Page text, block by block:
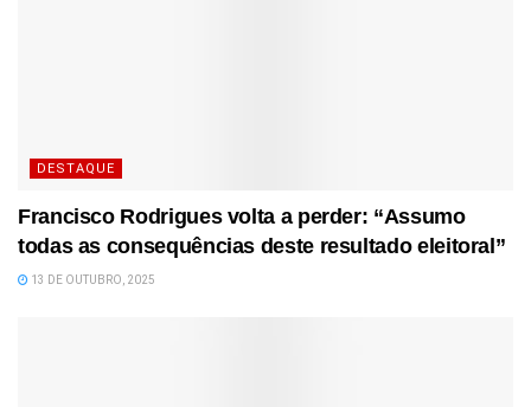
DESTAQUE
Francisco Rodrigues volta a perder: “Assumo
todas as consequências deste resultado eleitoral”
13 DE OUTUBRO, 2025